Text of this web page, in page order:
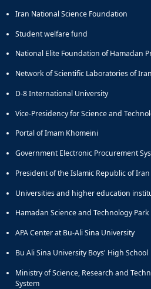
Iran National Science Foundation
Student welfare fund
National Elite Foundation of Hamadan
Network of Scientific Laboratories of
D-8 International University
Vice-Presidency for Science and
Portal of Imam Khomeini
Government Electronic Procurement
President of the Islamic Republic of Iran
Universities and higher education
Hamadan Science and Technology Park
APA Center at Bu-Ali Sina University
Bu Ali Sina University Boys' High School
Ministry of Science, Research and
System